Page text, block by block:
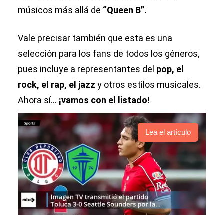
músicos más allá de “Queen B”.
Vale precisar también que esta es una
selección para los fans de todos los géneros,
pues incluye a representantes del pop, el
rock, el rap, el jazz y otros estilos musicales.
Ahora sí... ¡vamos con el listado!
Lea el artículo